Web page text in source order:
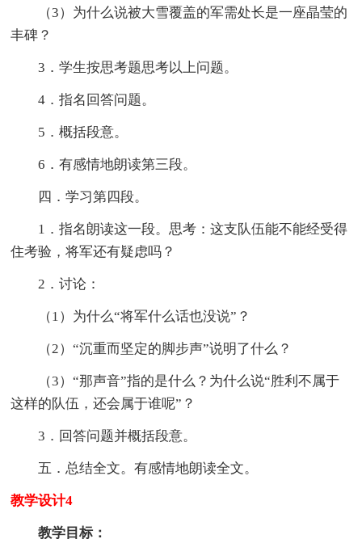
（3）为什么说被大雪覆盖的军需处长是一座晶莹的
丰碑？
3．学生按思考题思考以上问题。
4．指名回答问题。
5．概括段意。
6．有感情地朗读第三段。
四．学习第四段。
1．指名朗读这一段。思考：这支队伍能不能经受得
住考验，将军还有疑虑吗？
2．讨论：
（1）为什么“将军什么话也没说”？
（2）“沉重而坚定的脚步声”说明了什么？
（3）“那声音”指的是什么？为什么说“胜利不属于
这样的队伍，还会属于谁呢”？
3．回答问题并概括段意。
五．总结全文。有感情地朗读全文。
教学设计4
教学目标：